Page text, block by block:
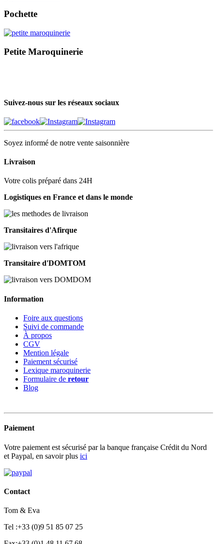
Pochette
Petite Maroquinerie
Suivez-nous sur les réseaux sociaux
Soyez informé de notre vente saisonnière
Livraison
Votre colis préparé dans 24H
Logistiques en France et dans le monde
Transitaires d'Afirque
Transitaire d'DOMTOM
Information
Foire aux questions
Suivi de commande
À propos
CGV
Mention légale
Paiement sécurisé
Lexique maroquinerie
Formulaire de retour
Blog
Paiement
Votre paiement est sécurisé par la banque française Crédit du Nord
et Paypal, en savoir plus ici
Contact
Tom & Eva
Tel :+33 (0)9 51 85 07 25